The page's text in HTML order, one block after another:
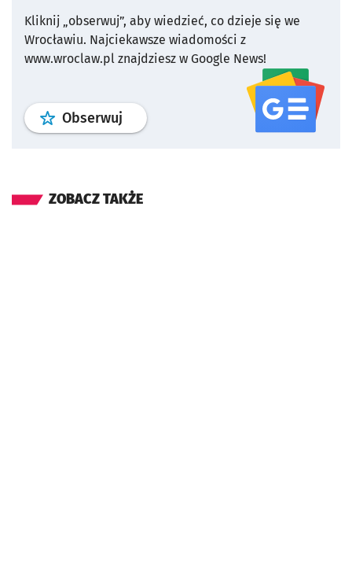
Kliknij „obserwuj”, aby wiedzieć, co dzieje się we
Wrocławiu. Najciekawsze wiadomości z
www.wroclaw.pl znajdziesz w Google News!
Obserwuj profil serwisu
ZOBACZ TAKŻE